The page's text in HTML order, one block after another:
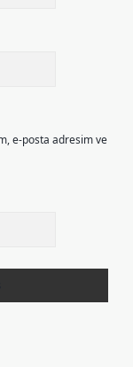
e-posta adresim ve